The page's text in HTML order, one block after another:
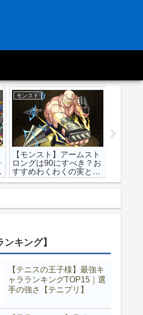
モンスト
【モンスト】アームスト
ロングは90にすべき？お
すすめわくわくの実と最
新評価点数｜強い？弱
い？
ンキング】
【テニスの王子様】最強キ
ャラランキングTOP15｜選
手の強さ【テニプリ】